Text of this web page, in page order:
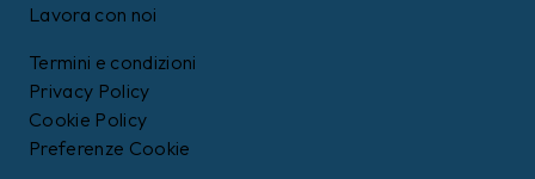
Lavora con noi
Termini e condizioni
Privacy Policy
Cookie Policy
Preferenze Cookie